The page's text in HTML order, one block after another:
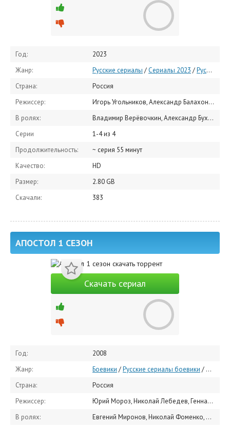
Год:
2023
Жанр:
Русские сериалы / Сериалы 2023 /Русские военные сериалы
Страна:
Россия
Режиссер:
Игорь Угольников, Александр Балахонов
В ролях:
Владимир Верёвочкин, Александр Бухаров, Игорь Угольников, Юлия Афанасьева, Михаил Евланов, Алексей Шевченков, Сергей Чирков, Дмитрий Белоцерковский, Александр Обласов, Марк Вдовин
Серии
1-4 из 4
Продолжительность:
~ серия 55 минут
Качество:
HD
Размер:
2.80 GB
Скачали:
383
АПОСТОЛ 1 СЕЗОН
Скачать сериал
Год:
2008
Жанр:
Боевики /Русские сериалы боевики /
Страна:
Россия
Режиссер:
Юрий Мороз, Николай Лебедев, Геннадий Сидоров
В ролях:
Евгений Миронов, Николай Фоменко, Дарья Мороз, Андрей Смирнов, Андрей Гусев, Юрий Назаров, Александр Новин, Алексей Комашко, Сергей Быстрицкий, Михаил Федоровский